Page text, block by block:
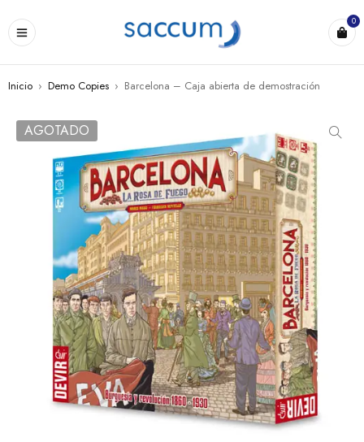
0
Inicio › Demo Copies › Barcelona – Caja abierta de demostración
AGOTADO